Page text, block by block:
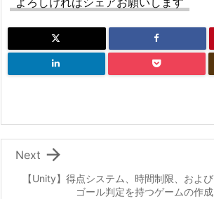
u
o
（順
序【Unity】得点システム、時間制限、および
ゴール判定を持つゲームの作成

Next